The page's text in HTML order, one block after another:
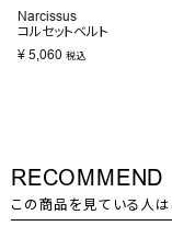
Narcissus
コルセットベルト
¥ 5,060 税込
RECOMMEND
この商品を見ている人は